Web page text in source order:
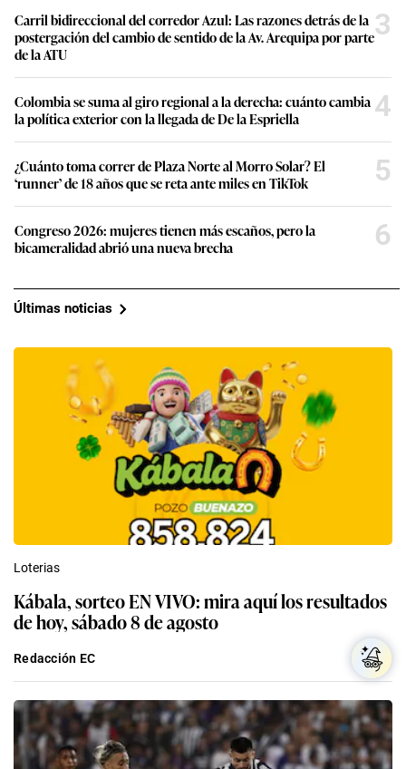
Carril bidireccional del corredor Azul: Las razones detrás de la
postergación del cambio de sentido de la Av. Arequipa por parte
de la ATU
3
Colombia se suma al giro regional a la derecha: cuánto cambia
la política exterior con la llegada de De la Espriella
4
¿Cuánto toma correr de Plaza Norte al Morro Solar? El
‘runner’ de 18 años que se reta ante miles en TikTok
5
Congreso 2026: mujeres tienen más escaños, pero la
bicameralidad abrió una nueva brecha
6
Últimas noticias
Loterias
Kábala, sorteo EN VIVO: mira aquí los resultados
de hoy, sábado 8 de agosto
Redacción EC